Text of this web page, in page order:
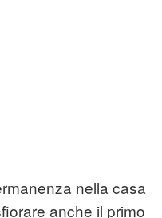
nella casa
anche il primo